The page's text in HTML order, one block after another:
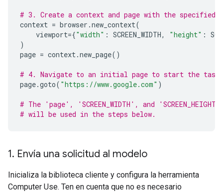
# 3. Create a context and page with the specified
context = browser .new_context(
viewport={"width" : SCREEN_WIDTH, "height" :
)
page = context.new_page()
# 4. Navigate to an initial page to start the task
page.goto( "https://www.google.com" )
# The 'page', 'SCREEN_WIDTH', and
# will be used in the steps below.
1. Envía una solicitud al modelo
Inicializa la biblioteca cliente y configura la herramienta
Computer Use. Ten en cuenta que no es necesario